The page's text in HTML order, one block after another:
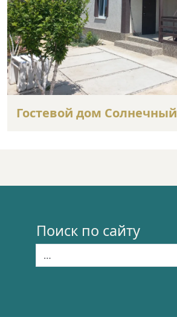
Гостевой дом Солнечный
Поиск по сайту